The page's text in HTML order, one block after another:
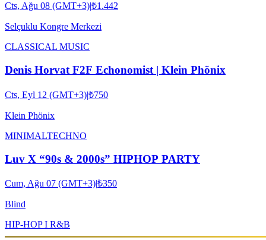
Cts, Ağu 08 (GMT+3)|₺1.442
Selçuklu Kongre Merkezi
CLASSICAL MUSIC
Denis Horvat F2F Echonomist | Klein Phönix
Cts, Eyl 12 (GMT+3)|₺750
Klein Phönix
MINIMALTECHNO
Luv X “90s & 2000s” HIPHOP PARTY
Cum, Ağu 07 (GMT+3)|₺350
Blind
HIP-HOP I R&B